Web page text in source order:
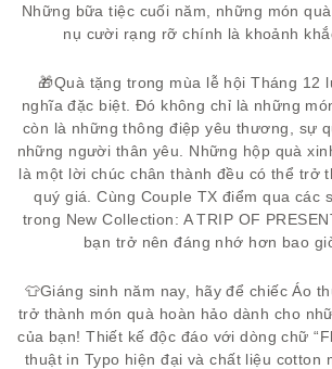
Những bữa tiệc cuối năm, những món
nụ cười rạng rỡ chính là khoảnh
🎁Quà tặng trong mùa lễ hội Tháng 12
nghĩa đặc biệt. Đó không chỉ là những
còn là những thông điệp yêu thương, sự
những người thân yêu. Những hộp quà
là một lời chúc chân thành đều có thể trở
quý giá. Cùng Couple TX điểm qua các
trong New Collection: A TRIP OF
bạn trở nên đáng nhớ hơn bao
👕Giáng sinh năm nay, hãy để chiếc Áo
trở thành món quà hoàn hảo dành cho
của bạn! Thiết kế độc đáo với dòng chữ
thuật in Typo hiện đại và chất liệu cotton